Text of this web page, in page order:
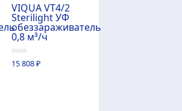
VIQUA VT4/2
Sterilight УФ
обеззараживатель
0,8 м³/ч
0
из
15 808₽